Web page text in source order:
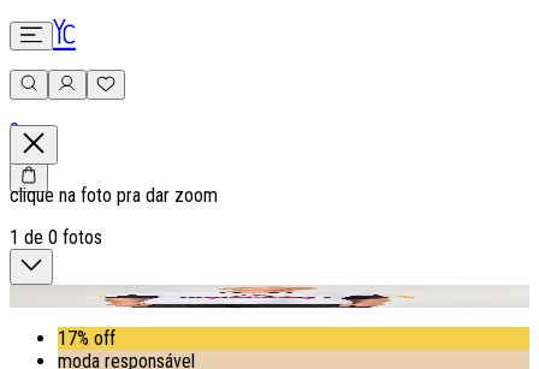
0
clique na foto pra dar zoom
1 de 0 fotos
17% off
moda responsável